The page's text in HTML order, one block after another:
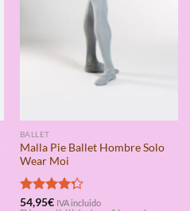
BALLET
Malla Pie Ballet Hombre Solo
Wear Moi
Valorado
54,95€ IVA incluido